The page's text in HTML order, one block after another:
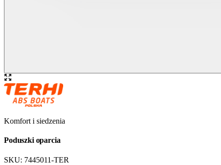
Komfort i siedzenia
Poduszki oparcia
SKU: 7445011-TER